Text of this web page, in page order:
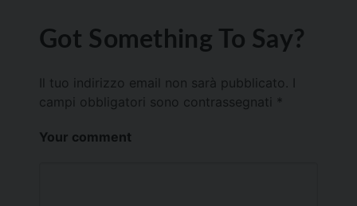
Got Something To Say?
Il tuo indirizzo email non sarà pubblicato.
campi obbligatori sono contrassegnati *
Your comment